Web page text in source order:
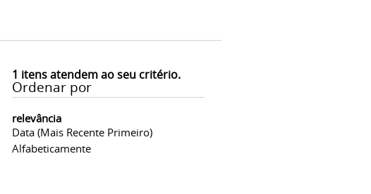
1 itens atendem ao seu critério.
Ordenar por
relevância
Data (mais Recente Primeiro)
Alfabeticamente